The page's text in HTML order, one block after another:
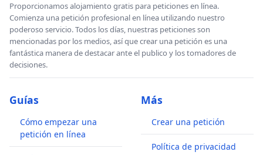
Proporcionamos alojamiento gratis para peticiones en línea.
Comienza una petición profesional en línea utilizando nuestro
poderoso servicio. Todos los días, nuestras peticiones son
mencionadas por los medios, así que crear una petición es una
fantástica manera de destacar ante el publico y los tomadores de
decisiones.
Guías
Cómo empezar una
petición en línea
Más
Crear una petición
Política de privacidad